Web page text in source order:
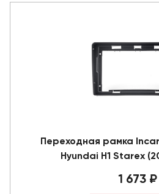
Переходная рамка Incar
Hyundai H1 Starex
1 673 ₽